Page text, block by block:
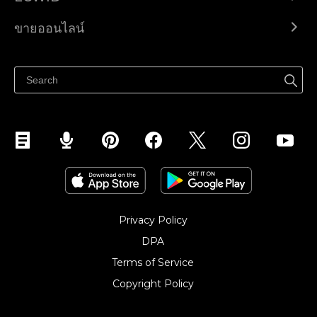
ราคา
ขายออนไลน์
ขายบนเฟสบุ๊ค
Privacy Policy
DPA
Terms of Service
Copyright Policy‎